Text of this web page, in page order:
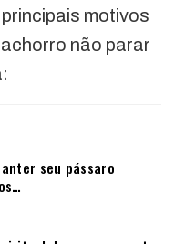
motivos
não parar
seu pássaro